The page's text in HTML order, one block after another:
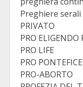
Preghiere serali
PRIVATO
PRO ELIGENDO
PRO LIFE
PRO
PRO-ABORTO